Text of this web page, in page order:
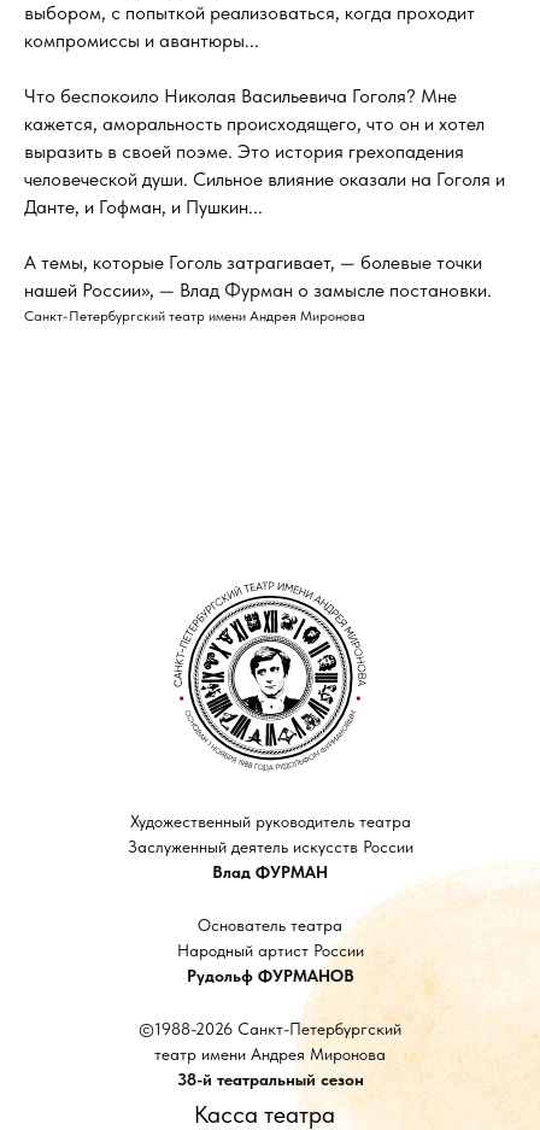
выбором, с попыткой реализоваться, когда проходит
компромиссы и авантюры...
Что беспокоило Николая Васильевича Гоголя? Мне
кажется, аморальность происходящего, что он и хотел
выразить в своей поэме. Это история грехопадения
человеческой души. Сильное влияние оказали на Гоголя и
Данте, и Гофман, и Пушкин...
А темы, которые Гоголь затрагивает, — болевые точки
нашей России», — Влад Фурман о замысле постановки.
Санкт-Петербургский театр имени Андрея Миронова
Художественный руководитель театра
Заслуженный деятель искусств России
Влад ФУРМАН
©1988-2026 Санкт-Петербургский
театр имени Андрея Миронова
38-й театральный сезон
Основатель театра
Народный артист России
Рудольф ФУРМАНОВ
Касса театра